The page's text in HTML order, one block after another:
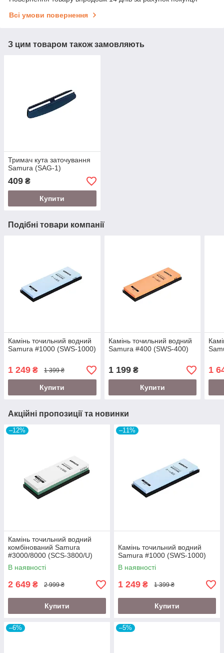
Всі умови повернення
З цим товаром також замовляють
Тримач кута заточування
Samura (SAG-1)
409 ₴
Купити
Подібні товари компанії
Камінь точильний водний
Samura #1000 (SWS-1000)
1 249 ₴ 1 399 ₴
Купити
Камінь точильний водний
Samura #400 (SWS-400)
1 199₴
Купити
1
Акційні пропозиції та новинки
–12%
Камінь точильний водний
комбінований Samura
#3000/8000 (SCS-3800/U)
В наявності
2 649 ₴ 2 999 ₴
Купити
–11%
Камінь точильний водний
Samura #1000 (SWS-1000)
В наявності
1 249 ₴ 1 399 ₴
Купити
–6% –5%